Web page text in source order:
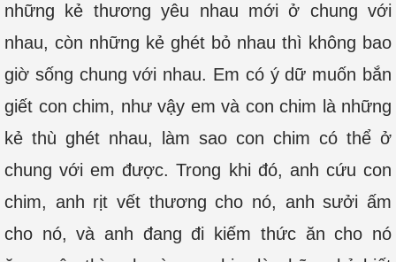
những kẻ thương yêu nhau mới ở chung với
nhau, còn những kẻ ghét bỏ nhau thì không bao
giờ sống chung với nhau. Em có ý dữ muốn bắn
giết con chim, như vậy em và con chim là những
kẻ thù ghét nhau, làm sao con chim có thể ở
chung với em được. Trong khi đó, anh cứu con
chim, anh rịt vết thương cho nó, anh sưởi ấm
cho nó, và anh đang đi kiếm thức ăn cho nó